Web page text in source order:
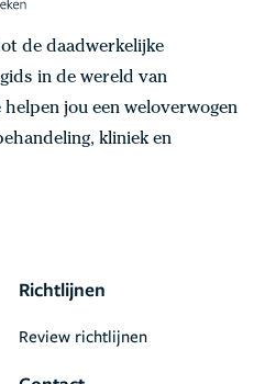
de daadwerkelijke
in de wereld van
jou een weloverwogen
kliniek en
Richtlijnen
Review richtlijnen